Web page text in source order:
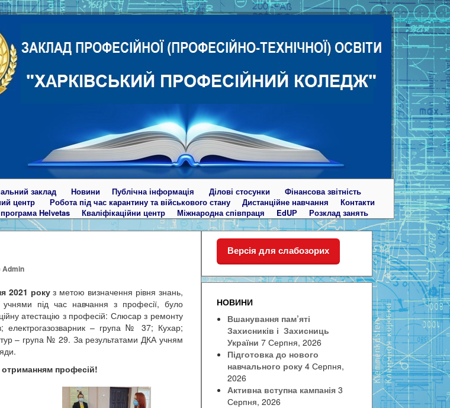
заклад Новини Публічна інформація Ділові стосунки
Фінансова звітність
центр Робота під час карантину та військового стану Дистанційне навчання
Контакти
Helvetas Кваліфікаційни центр Міжнародна співпраця EdUР Розклад занять
Admin
2021 рокуз метою визначення рівня знань,
під час навчання з професії, було
атестацію з професій: Слюсар з ремонту
електрогазозварник – група № 37; Кухар;
– група № 29. За результатами ДКА учням
професій!
Версія для слабозорих
НОВИНИ
Вшанування пам’яті
Захисників і Захисниць
України 7 Серпня, 2026
Підготовка до нового
навчального року 4 Серпня,
2026
Активна вступна кампанія 3
Серпня, 2026